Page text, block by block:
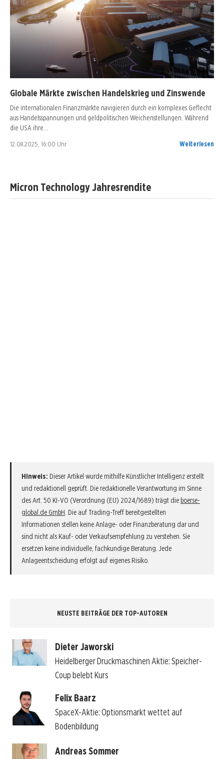
Globale Märkte zwischen Handelskrieg und Zinswende
Die internationalen Finanzmärkte navigieren durch ein komplexes Geflecht
aus Handelsspannungen und geldpolitischen Weichenstellungen. Während
die USA ihre…
12.08.2025, 16:00 Uhr Weiterlesen
Micron Technology Jahresrendite
Hinweis: Dieser Artikel wurde mithilfe Künstlicher Intelligenz erstellt
und redaktionell geprüft. Die redaktionelle Verantwortung im Sinne
des Art. 50 KI-VO (Verordnung (EU) 2024/1689) trägt die boerse-
global.de GmbH. Die auf Trading-Treff bereitgestellten
Informationen stellen keine Anlage- oder Finanzberatung dar und
sind nicht als Kauf- oder Verkaufsempfehlung zu verstehen. Sie
ersetzen keine individuelle, fachkundige Beratung. Jede
Anlageentscheidung erfolgt auf eigenes Risiko.
NEUSTE BEITRÄGE DER TOP-AUTOREN
Dieter Jaworski
Heidelberger Druckmaschinen Aktie: Speicher-
Coup belebt Kurs
Felix Baarz
SpaceX-Aktie: Optionsmarkt wettet auf
Bodenbildung
Andreas Sommer